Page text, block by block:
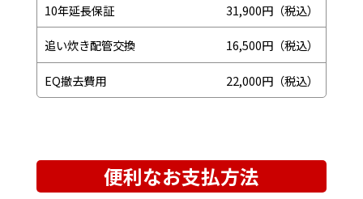
10年延長保証 31,900円（税込）
追い炊き配管交換 16,500円（税込）
EQ撤去費用 22,000円（税込）
便利なお支払方法